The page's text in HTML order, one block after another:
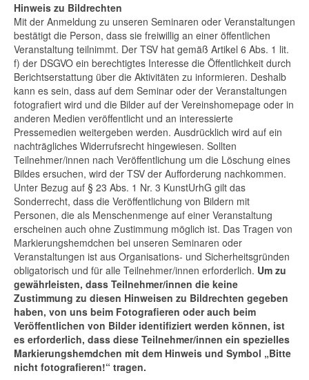
Hinweis zu Bildrechten
Mit der Anmeldung zu unseren Seminaren oder Veranstaltungen
bestätigt die Person, dass sie freiwillig an einer öffentlichen
Veranstaltung teilnimmt. Der TSV hat gemäß Artikel 6 Abs. 1 lit.
f) der DSGVO ein berechtigtes Interesse die Öffentlichkeit durch
Berichtserstattung über die Aktivitäten zu informieren. Deshalb
kann es sein, dass auf dem Seminar oder der Veranstaltungen
fotografiert wird und die Bilder auf der Vereinshomepage oder in
anderen Medien veröffentlicht und an interessierte
Pressemedien weitergeben werden. Ausdrücklich wird auf ein
nachträgliches Widerrufsrecht hingewiesen. Sollten
Teilnehmer/innen nach Veröffentlichung um die Löschung eines
Bildes ersuchen, wird der TSV der Aufforderung nachkommen.
Unter Bezug auf § 23 Abs. 1 Nr. 3 KunstUrhG gilt das
Sonderrecht, dass die Veröffentlichung von Bildern mit
Personen, die als Menschenmenge auf einer Veranstaltung
erscheinen auch ohne Zustimmung möglich ist. Das Tragen von
Markierungshemdchen bei unseren Seminaren oder
Veranstaltungen ist aus Organisations- und Sicherheitsgründen
obligatorisch und für alle Teilnehmer/innen erforderlich. Um zu
gewährleisten, dass Teilnehmer/innen die keine
Zustimmung zu diesen Hinweisen zu Bildrechten gegeben
haben, von uns beim Fotografieren oder auch beim
Veröffentlichen von Bilder identifiziert werden können, ist
es erforderlich, dass diese Teilnehmer/innen ein spezielles
Markierungshemdchen mit dem Hinweis und Symbol „Bitte
nicht fotografieren!“ tragen.